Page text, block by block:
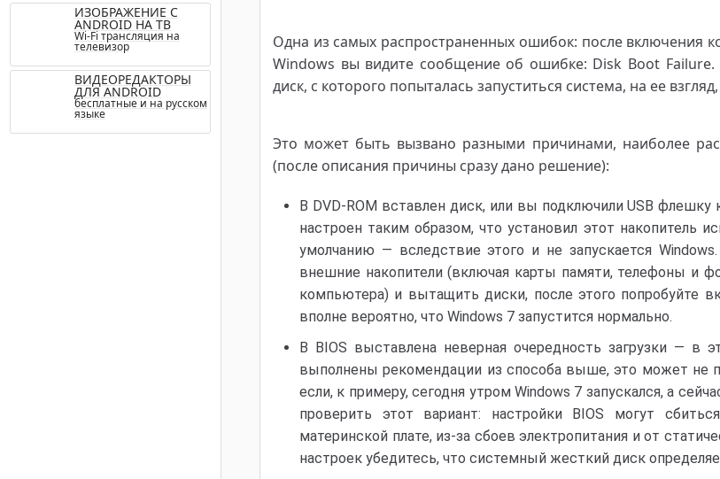
Одна из самых распространенных ошибок: после включения
Windows вы видите сообщение об ошибке: Disk Boot Failure.
диск, с которого попыталась запуститься система, на ее
Это может быть вызвано разными причинами, наиболее
(после описания причины сразу дано решение):
В DVD-ROM вставлен диск, или вы подключили USB флешку
настроен таким образом, что установил этот накопитель
умолчанию — вследствие этого и не запускается
внешние накопители (включая карты памяти, телефоны и
компьютера) и вытащить диски, после этого попробуйте
вполне вероятно, что Windows 7 запустится нормально.
В BIOS выставлена неверная очередность загрузки — в
выполнены рекомендации из способа выше, это может не
если, к примеру, сегодня утром Windows 7 запускался, а
проверить этот вариант: настройки BIOS могут
материнской плате, из-за сбоев электропитания и от
настроек убедитесь, что системный жесткий диск
ИЗОБРАЖЕНИЕ С
ANDROID НА ТВ
Wi-Fi трансляция на
телевизор
ВИДЕОРЕДАКТОРЫ
ДЛЯ ANDROID
бесплатные и на русском
языке